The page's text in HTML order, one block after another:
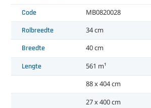
Code MB0820028
Rolbreedte 34 cm
Breedte 40 cm
Lengte
561 m¹
88 x 404 cm
27 x 400 cm